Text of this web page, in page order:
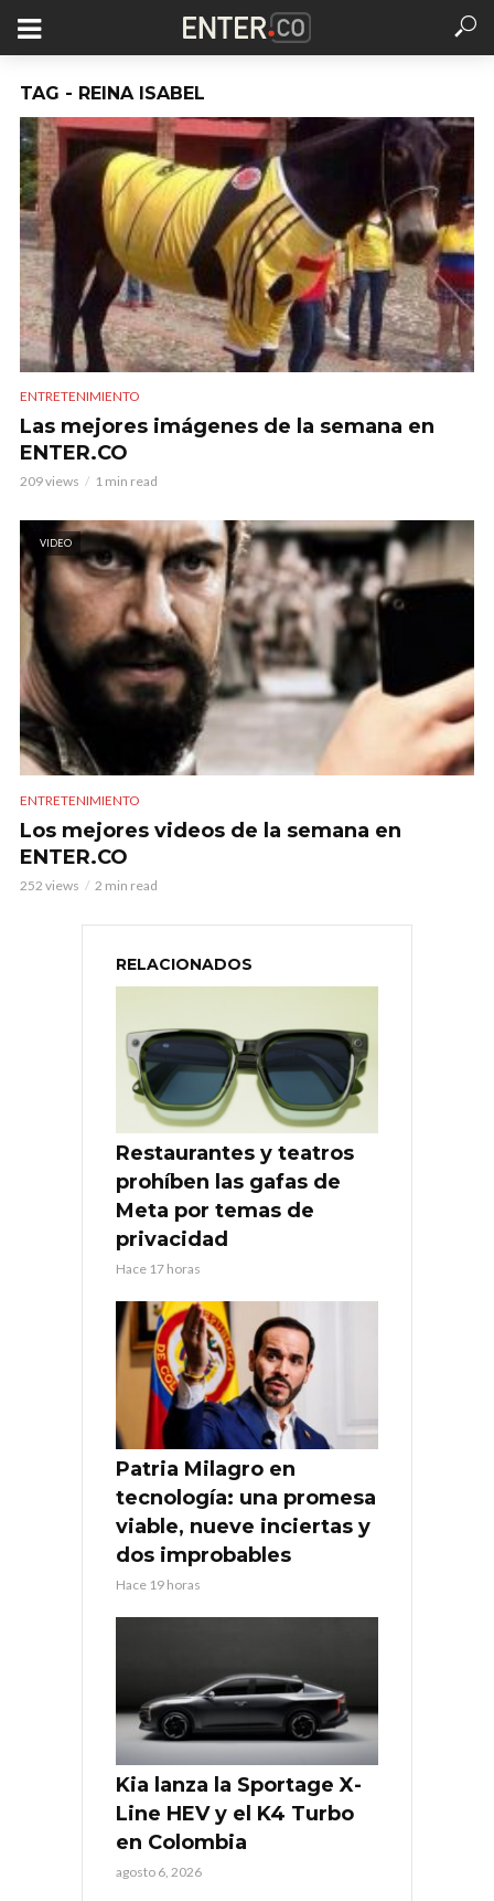
TAG - REINA ISABEL
ENTRETENIMIENTO
Las mejores imágenes de la semana en
ENTER.CO
209 views 1 min read
VIDEO
ENTRETENIMIENTO
Los mejores videos de la semana en
ENTER.CO
252 views 2 min read
RELACIONADOS
Restaurantes y teatros
prohíben las gafas de
Meta por temas de
privacidad
Hace 17 horas
Patria Milagro en
tecnología: una promesa
viable, nueve inciertas y
dos improbables
Hace 19 horas
Kia lanza la Sportage X-
Line HEV y el K4 Turbo
en Colombia
agosto 6, 2026